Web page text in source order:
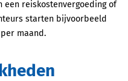
een reiskostenvergoeding of
starten bijvoorbeeld
maand.